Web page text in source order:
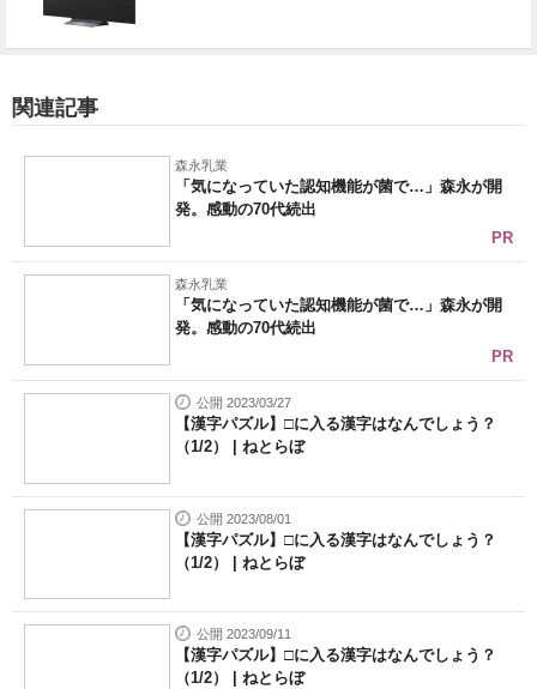
関連記事
森永乳業
「気になっていた認知機能が菌で…」森永が開
発。感動の70代続出
PR
森永乳業
「気になっていた認知機能が菌で…」森永が開
発。感動の70代続出
PR
公開 2023/03/27
【漢字パズル】□に入る漢字はなんでしょう？
（1/2） | ねとらぼ
公開 2023/08/01
【漢字パズル】□に入る漢字はなんでしょう？
（1/2） | ねとらぼ
公開 2023/09/11
【漢字パズル】□に入る漢字はなんでしょう？
（1/2） | ねとらぼ